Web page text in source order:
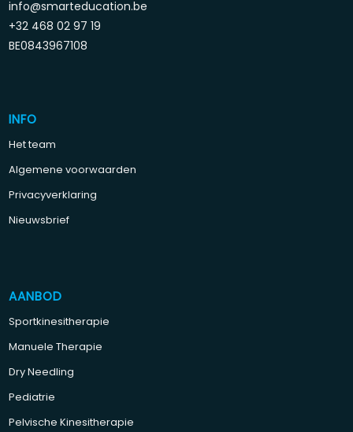
info@smarteducation.be
+32 468 02 97 19
BE0843967108
INFO
Het team
Algemene voorwaarden
Privacyverklaring
Nieuwsbrief
AANBOD
Sportkinesitherapie
Manuele Therapie
Dry Needling
Pediatrie
Pelvische Kinesitherapie